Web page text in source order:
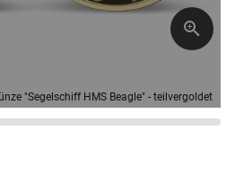
"Segelschiff HMS Beagle" - teilvergoldet